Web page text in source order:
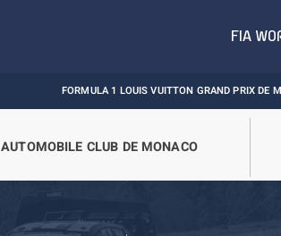
FORMULA 1 LOUIS VUITTON GRAND PRIX DE MONACO :
AUTOMOBILE CLUB DE MONACO